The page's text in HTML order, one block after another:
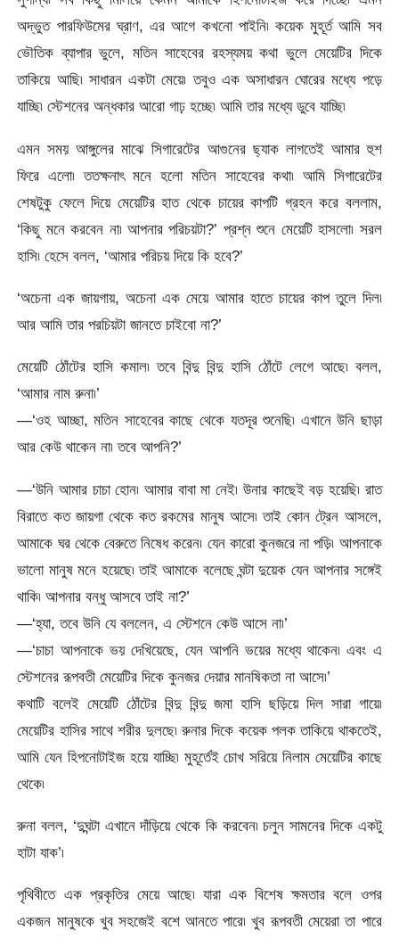
অদ্ভুত পারফিউমের ঘ্রাণ, এর আগে কখনো পাইনি৷ কয়েক মুহূর্ত আমি সব
ভৌতিক ব্যাপার ভুলে, মতিন সাহেবের রহস্যময় কথা ভুলে মেয়েটির দিকে
তাকিয়ে আছি৷ সাধারন একটা মেয়ে৷ তবুও এক অসাধারন ঘোরের মধ্যে পড়ে
যাচ্ছি৷ স্টেশনের অন্ধকার আরো গাঢ় হচ্ছে৷ আমি তার মধ্যে ডুবে যাচ্ছি৷
এমন সময় আঙ্গুলের মাঝে সিগারেটের আগুনের ছ্যাক লাগতেই আমার হুশ
ফিরে এলো৷ ততক্ষনাৎ মনে হলো মতিন সাহেবের কথা৷ আমি সিগারেটের
শেষটুকু ফেলে দিয়ে মেয়েটির হাত থেকে চায়ের কাপটি গ্রহন করে বললাম,
‘কিছু মনে করবেন না৷ আপনার পরিচয়টা?’ প্রশ্ন শুনে মেয়েটি হাসলো৷ সরল
হাসি৷ হেসে বলল, ‘আমার পরিচয় দিয়ে কি হবে?’
‘অচেনা এক জায়গায়, অচেনা এক মেয়ে আমার হাতে চায়ের কাপ তুলে দিল৷
আর আমি তার পরচিয়টা জানতে চাইবো না?’
মেয়েটি ঠোঁটের হাসি কমাল৷ তবে বিন্দু বিন্দু হাসি ঠোঁটে লেগে আছে৷ বলল,
‘আমার নাম রুনা৷’
—‘ওহ আচ্ছা, মতিন সাহেবের কাছে থেকে যতদূর শুনেছি৷ এখানে উনি ছাড়া
আর কেউ থাকেন না৷ তবে আপনি?’
—‘উনি আমার চাচা হোন৷ আমার বাবা মা নেই৷ উনার কাছেই বড় হয়েছি৷ রাত
বিরাতে কত জায়গা থেকে কত রকমের মানুষ আসে৷ তাই কোন ট্রেন আসলে,
আমাকে ঘর থেকে বেরুতে নিষেধ করেন৷ যেন কারো কুনজরে না পড়ি৷ আপনাকে
ভালো মানুষ মনে হয়েছে৷ তাই আমাকে বলেছে ঘন্টা দুয়েক যেন আপনার সঙ্গেই
থাকি৷ আপনার বন্ধু আসবে তাই না?’
—‘হ্যা, তবে উনি যে বললেন, এ স্টেশনে কেউ আসে না৷’
—‘চাচা আপনাকে ভয় দেখিয়েছে, যেন আপনি ভয়ের মধ্যে থাকেন৷ এবং এ
স্টেশনের রূপবতী মেয়েটির দিকে কুনজর দেয়ার মানষিকতা না আসে৷’
কথাটি বলেই মেয়েটি ঠোঁটের বিন্দু বিন্দু জমা হাসি ছড়িয়ে দিল সারা গায়ে৷
মেয়েটির হাসির সাথে শরীর দুলছে৷ রুনার দিকে কয়েক পলক তাকিয়ে থাকতেই,
আমি যেন হিপনোটাইজ হয়ে যাচ্ছি৷ মুহূর্তেই চোখ সরিয়ে নিলাম মেয়েটির কাছে
থেকে৷
রুনা বলল, ‘দুঘন্টা এখানে দাঁড়িয়ে থেকে কি করবেন৷ চলুন সামনের দিকে একটু
হাটা যাক’৷
পৃথিবীতে এক প্রকৃতির মেয়ে আছে৷ যারা এক বিশেষ ক্ষমতার বলে ওপর
একজন মানুষকে খুব সহজেই বশে আনতে পারে৷ খুব রূপবতী মেয়েরা তা পারে